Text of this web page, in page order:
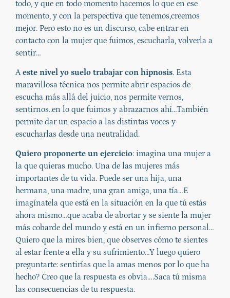
todo, y que en todo momento hacemos lo que en ese
momento, y con la perspectiva que tenemos,creemos
mejor. Pero esto no es un discurso, cabe entrar en
contacto con la mujer que fuimos, escucharla, volverla a
sentir…
Aeste nivel yo suelo trabajar con hipnosis. Esta
maravillosa técnica nos permite abrir espacios de
escucha más allá del juicio, nos permite vernos,
sentirnos..en lo que fuimos y abrazarnos ahí…También
permite dar un espacio a las distintas voces y
escucharlas desde una neutralidad.
Quiero proponerte un ejercicio: imagina una mujer a
la que quieras mucho. Una de las mujeres más
importantes de tu vida. Puede ser una hija, una
hermana, una madre, una gran amiga, una tía…E
imagínatela que está en la situación en la que tú estás
ahora mismo…que acaba de abortar y se siente la mujer
más cobarde del mundo y está en un infierno personal…
Quiero que la mires bien, que observes cómo te sientes
al estar frente a ella y su sufrimiento…Y luego quiero
preguntarte: sentirías que la amas menos por lo que ha
hecho? Creo que la respuesta es obvia….Saca tú misma
las consecuencias de tu respuesta.